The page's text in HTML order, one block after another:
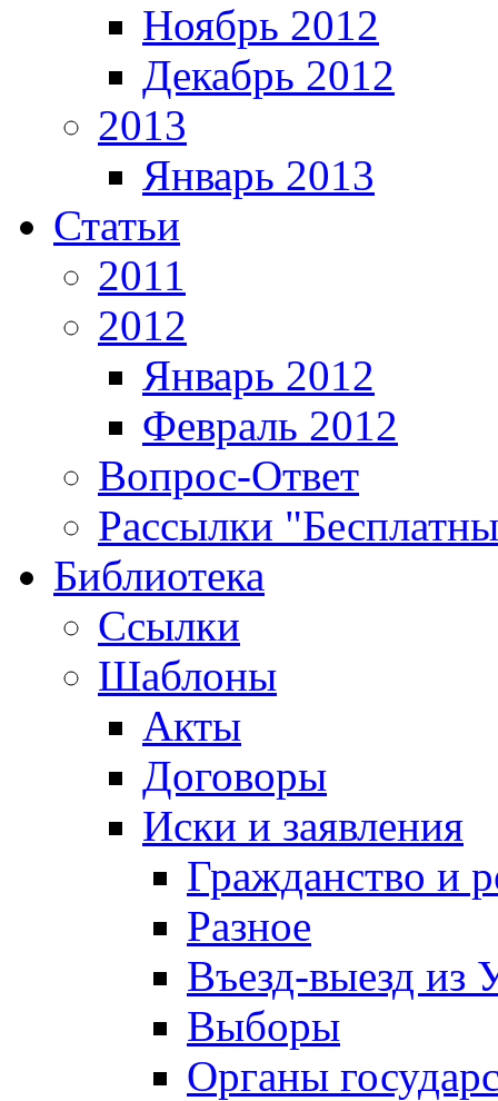
Ноябрь 2012
Декабрь 2012
2013
Январь 2013
Статьи
2011
2012
Январь 2012
Февраль 2012
Вопрос-Ответ
Рассылки
Библиотека
Ссылки
Шаблоны
Акты
Договоры
Иски и заявления
Гражданство и
Разное
Въезд-выезд из
Выборы
Органы